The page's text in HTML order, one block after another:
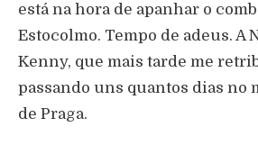
está na hora de apanhar o
Estocolmo. Tempo de adeus. A
Kenny, que mais tarde me
passando uns quantos dias no
de Praga.